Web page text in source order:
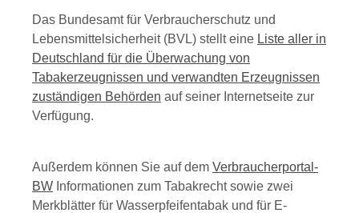
Das Bundesamt für Verbraucherschutz und
Lebensmittelsicherheit (BVL) stellt eine Liste aller in
Deutschland für die Überwachung von
Tabakerzeugnissen und verwandten Erzeugnissen
zuständigen Behörden auf seiner Internetseite zur
Verfügung.
Außerdem können Sie auf dem Verbraucherportal-
BW Informationen zum Tabakrecht sowie zwei
Merkblätter für Wasserpfeifentabak und für E-